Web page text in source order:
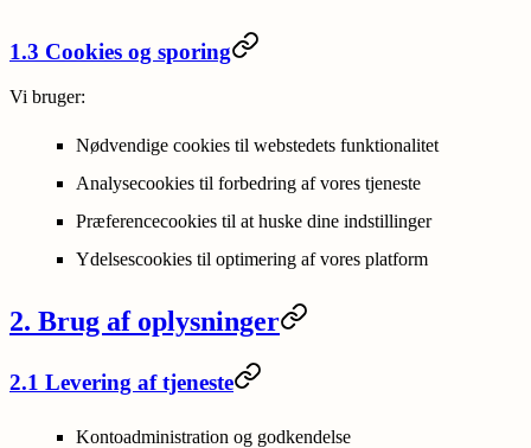
1.3 Cookies og sporing
Vi bruger:
Nødvendige cookies til webstedets funktionalitet
Analysecookies til forbedring af vores tjeneste
Præferencecookies til at huske dine indstillinger
Ydelsescookies til optimering af vores platform
2. Brug af oplysninger
2.1 Levering af tjeneste
Kontoadministration og godkendelse